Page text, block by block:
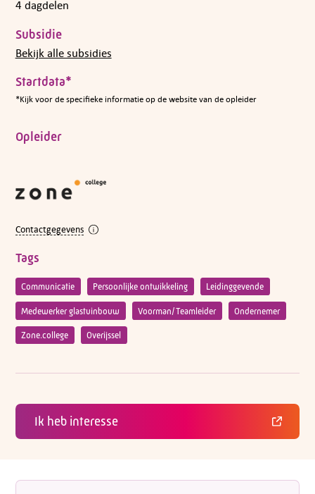
4 dagdelen
Subsidie
Bekijk alle subsidies
Startdata*
*Kijk voor de specifieke informatie op de website van de opleider
Opleider
Contactgegevens
Tags
Communicatie Persoonlijke ontwikkeling Leidinggevende
Medewerker glastuinbouw Voorman/Teamleider Ondernemer
Zone.college Overijssel
Ik heb interesse